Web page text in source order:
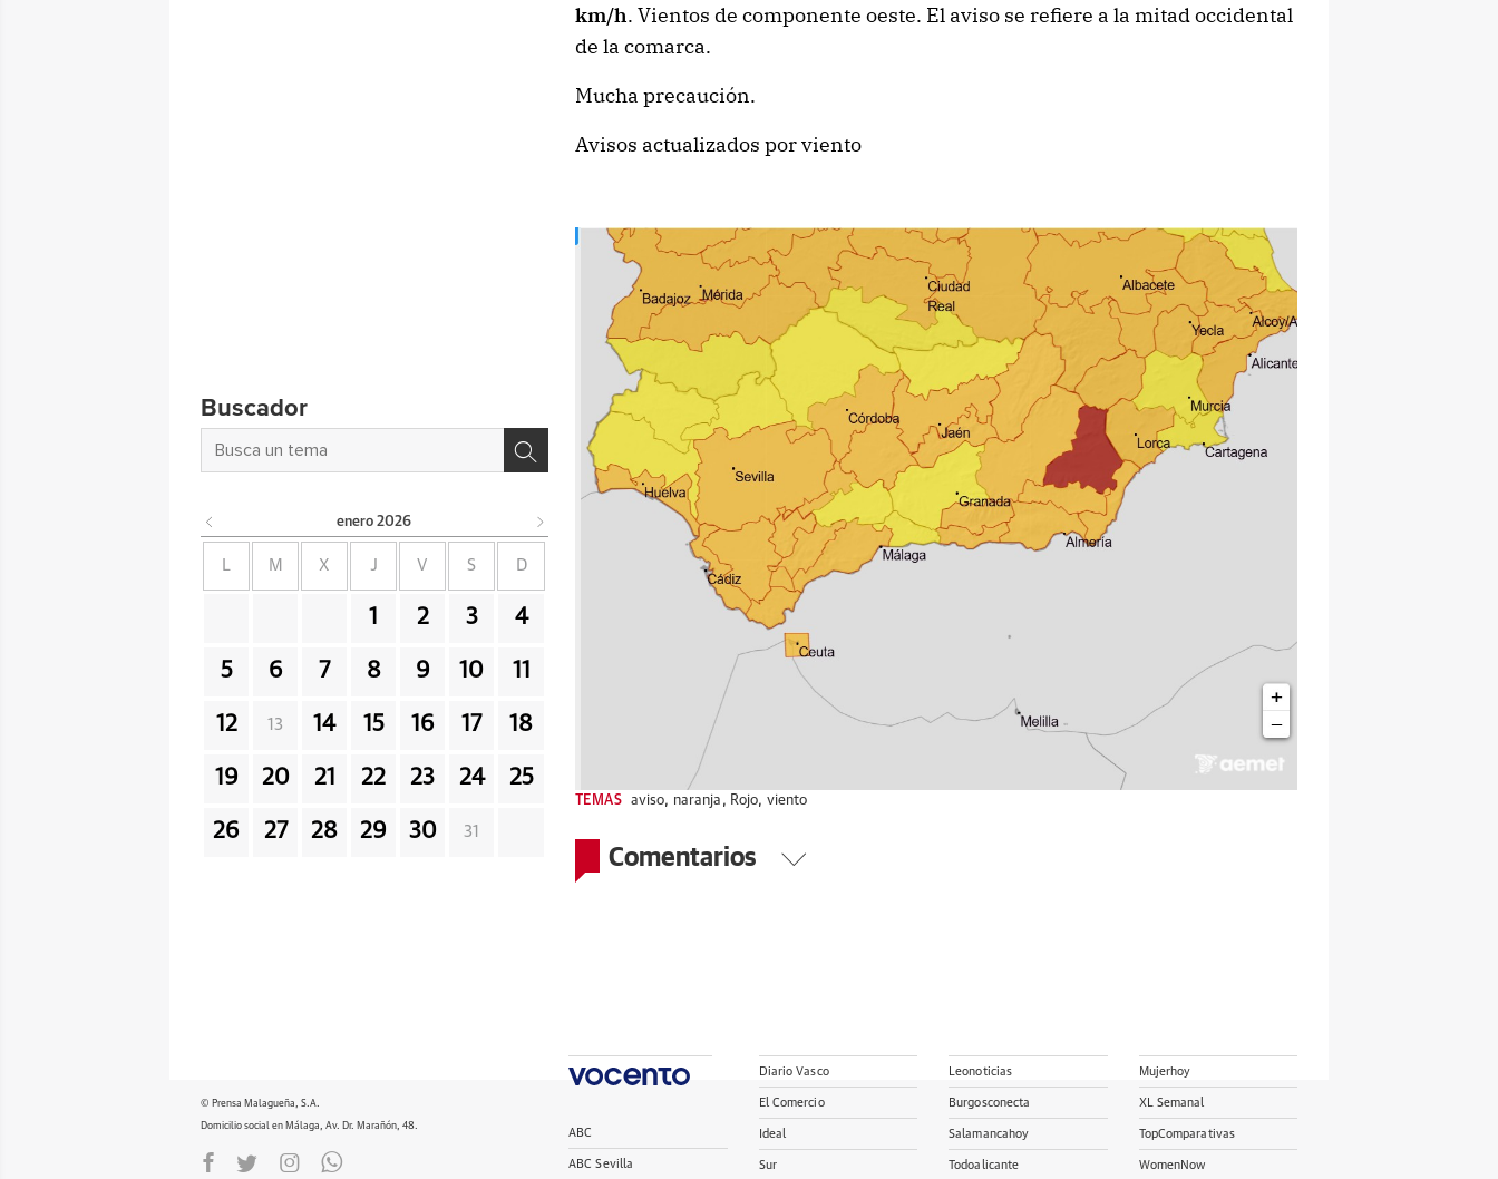
km/h. Vientos de componente oeste. El aviso se refiere a la mitad occidental
de la comarca.
Mucha precaución.
Avisos actualizados por viento
TEMAS aviso, naranja , Rojo, viento
Comentarios
Buscador
enero 2026
L M X J V S D
1 2 3 4
5 6 7 8 9 10 11
12 13 14 15 16 17 18
19 20 21 22 23 24 25
26 27 28 29 30 31
© Prensa Malagueña, S.A.
Domicilio social en Málaga, Av. Dr. Marañón, 48.
ABC
ABC Sevilla
Diario Vasco
El Comercio
Ideal
Sur
Leonoticias
Burgosconecta
Salamancahoy
Todoalicante
Mujerhoy
XL Semanal
TopComparativas
WomenNow